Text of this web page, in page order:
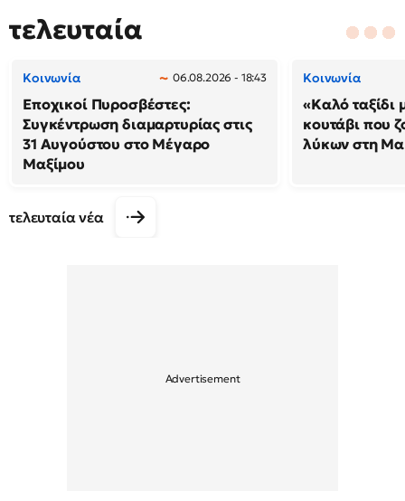
τελευταία
Κοινωνία 06.08.2026 - 18:43
Εποχικοί Πυροσβέστες:
Συγκέντρωση διαμαρτυρίας στις
31 Αυγούστου στο Μέγαρο
Μαξίμου
Κοινωνία
«Καλό ταξίδι
κουτάβι που
λύκων στη
τελευταία νέα